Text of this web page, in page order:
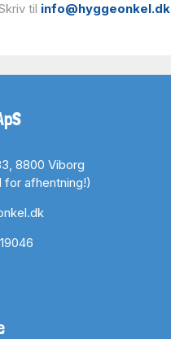
til info@hyggeonkel.dk
8800 Viborg
for afhentning!)